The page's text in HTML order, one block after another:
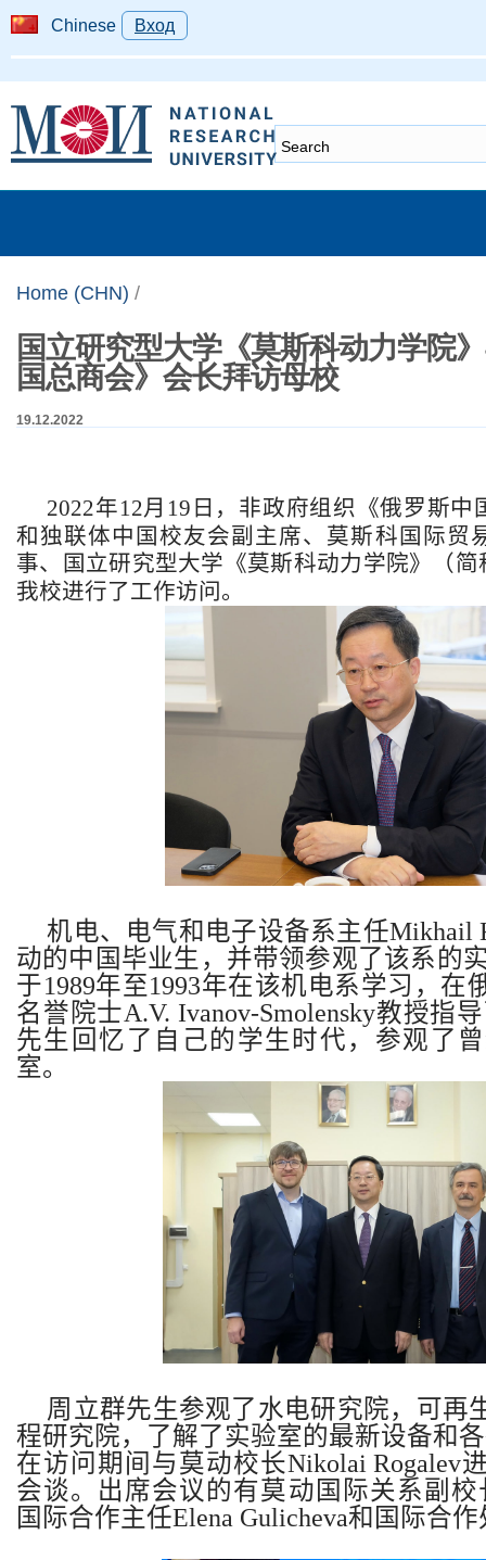
Chinese Вход
Home (CHN) /
国立研究型大学《莫斯科动力学院
国总商会》会长拜访母校
19.12.2022
2022年12月 19 日，非政府组织《俄罗斯中
和独联体中国校友会副主席、莫斯科国际贸
事、
国立研究型大学《莫斯科动力学院》（简
我校进行了工作访问。
机电、电气和电子设备系主任Mikhail
动的中国毕业生，并带领参观了该系的
于1989年至1993年在该机电系学习，在
名誉院士A.V. Ivanov-Smolensky教授指
先生回忆了自己的学生时代，参观了
室。
周立群先生参观了水电研究院，可再
程研究院，了解了实验室的最新设备和
在访问期间与莫动校长Nikolai Rogalev
会谈。出席会议的有莫动国际关系副校
国际合作主任Elena Gulicheva和国际合